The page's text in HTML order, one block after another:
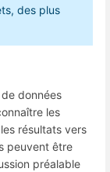
des plus
données
les
résultats vers
peuvent être
préalable